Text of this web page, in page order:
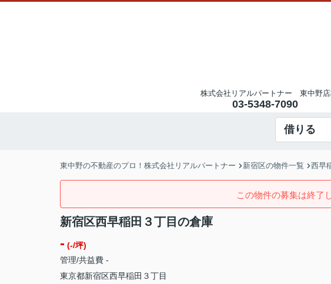
株式会社リアルパートナー 東中野店
03-5348-7090
借りる
東中野の不動産のプロ！株式会社リアルパートナー 新宿区の物件一覧 西早
この物件の募集は終了
新宿区西早稲田３丁目の倉庫
- (-/坪)
管理/共益費 -
東京都新宿区西早稲田 ３丁目